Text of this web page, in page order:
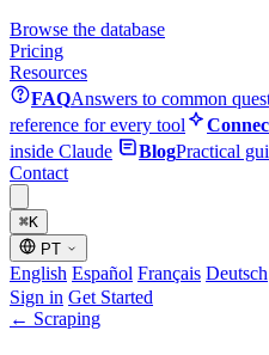
Browse the database
Pricing
Resources
FAQAnswers to common
reference for every tool
inside Claude
BlogPractical
Contact
⌘K
PT
English Español Français Deutsch
Sign in Get Started
← Scraping